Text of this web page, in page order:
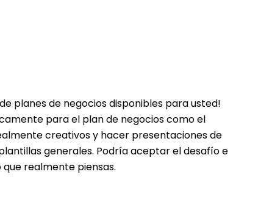
planes de negocios disponibles para usted!
para el plan de negocios como el
creativos y hacer presentaciones de
generales. Podría aceptar el desafío e
realmente piensas.